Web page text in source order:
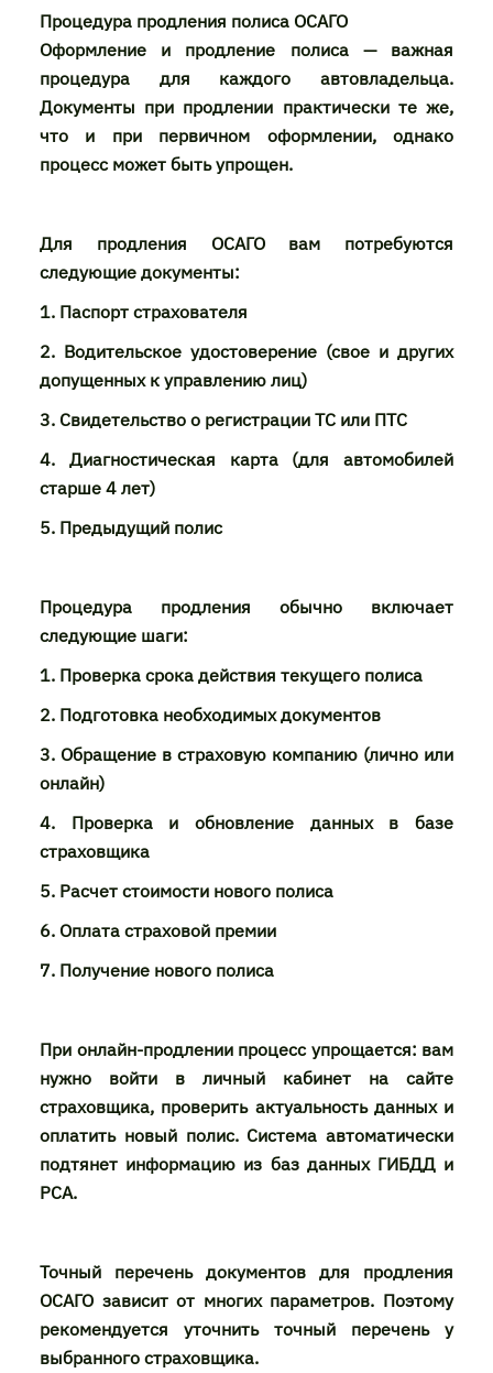
Процедура продления полиса ОСАГО
Оформление и продление полиса — важная
процедура для каждого автовладельца.
Документы при продлении практически те же,
что и при первичном оформлении, однако
процесс может быть упрощен.
Для продления ОСАГО вам потребуются
следующие документы:
1. Паспорт страхователя
2. Водительское удостоверение (свое и других
допущенных к управлению лиц)
3. Свидетельство о регистрации ТС или ПТС
4. Диагностическая карта (для автомобилей
старше 4 лет)
5. Предыдущий полис
Процедура продления обычно включает
следующие шаги:
1. Проверка срока действия текущего полиса
2. Подготовка необходимых документов
3. Обращение в страховую компанию (лично или
онлайн)
4. Проверка и обновление данных в базе
страховщика
5. Расчет стоимости нового полиса
6. Оплата страховой премии
7. Получение нового полиса
При онлайн-продлении процесс упрощается: вам
нужно войти в личный кабинет на сайте
страховщика, проверить актуальность данных и
оплатить новый полис. Система автоматически
подтянет информацию из баз данных ГИБДД и
РСА.
Точный перечень документов для продления
ОСАГО зависит от многих параметров. Поэтому
рекомендуется уточнить точный перечень у
выбранного страховщика.